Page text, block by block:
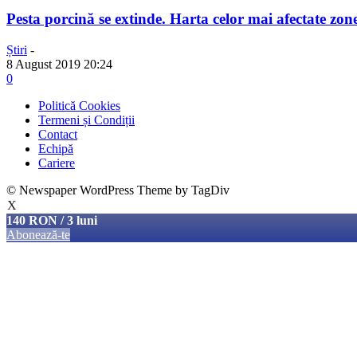
Pesta porcină se extinde. Harta celor mai afectate
Știri -
8 August 2019 20:24
0
Politică Cookies
Termeni și Condiții
Contact
Echipă
Cariere
© Newspaper WordPress Theme by TagDiv
X
140 RON / 3 luni
Abonează-te